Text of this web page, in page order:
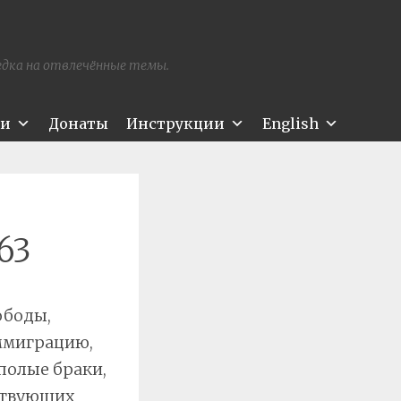
на отвлечённые темы.
Донаты Инструкции English
браки,